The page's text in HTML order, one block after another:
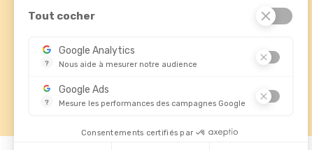
37110 Chateau-Renault
02 47 29 80 40
contact@standardforms.fr
Nouveautés
Tout cocher
?
Google Analytics
Nous aide à mesurer notre audience
Essentiel pour la gestion de notre site web, il nous
?
Google Ads
Mesure les performances des campagnes Google
Consentements certifiés par